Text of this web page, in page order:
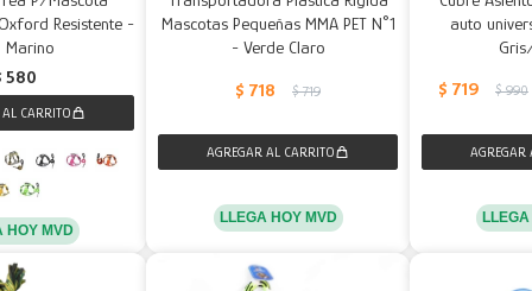
Resistente -
Marino
580
HOY MVD
Mascotas Pequeñas MMA PET N°1
- Verde Claro
$ 718 $ 719
LLEGA HOY MVD
auto
$ 719 $ 990